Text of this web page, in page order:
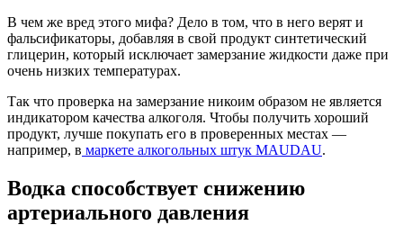
В чем же вред этого мифа? Дело в том, что в него верят и
фальсификаторы, добавляя в свой продукт синтетический
глицерин, который исключает замерзание жидкости даже при
очень низких температурах.
Так что проверка на замерзание никоим образом не является
индикатором качества алкоголя. Чтобы получить хороший
продукт, лучше покупать его в проверенных местах —
например, в маркете алкогольных штук MAUDAU.
Водка способствует снижению
артериального давления